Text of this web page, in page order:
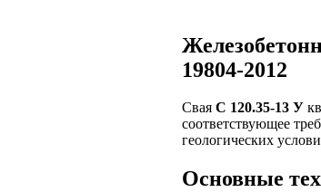
19804-2012
Свая С 120.35-13 У
соответствующее
геологических
Основные